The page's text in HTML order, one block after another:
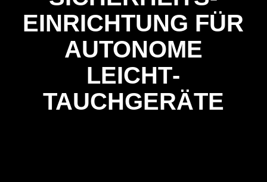
EINRICHTUNG FÜR
AUTONOME
LEICHT­
TAUCHGERÄTE